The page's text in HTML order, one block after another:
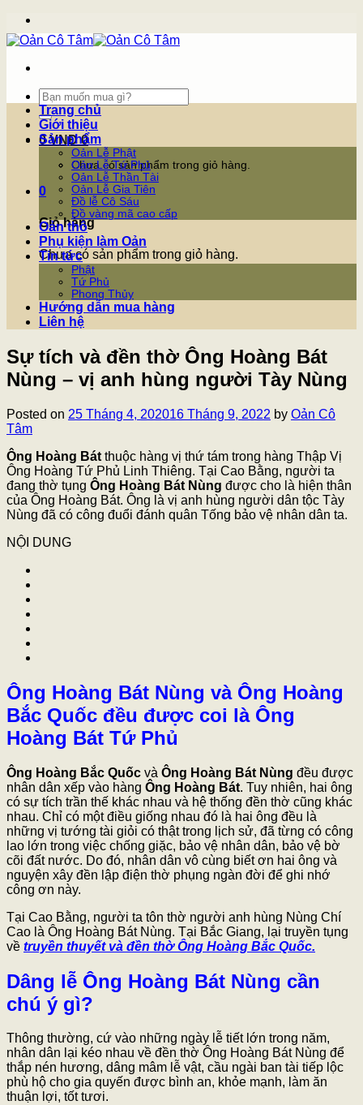
Skip
to
content
Tìm
kiếm:
0VNĐ 0
Chưa có sản phẩm trong giỏ hàng.
0
Giỏ hàng
Chưa có sản phẩm trong giỏ hàng.
Trang chủ
Giới thiệu
Sản phẩm
Oản Lễ Phật
Oản Lễ Tứ Phủ
Oản Lễ Thần Tài
Oản Lễ Gia Tiên
Đồ lễ Cô Sáu
Đồ vàng mã cao cấp
Oản thô
Phụ kiện làm Oản
Tin tức
Phật
Tứ Phủ
Phong Thủy
Hướng dẫn mua hàng
Liên hệ
Sự tích và đền thờ Ông Hoàng Bát
Nùng – vị anh hùng người Tày Nùng
Posted on 25 Tháng 4, 202016 Tháng 9, 2022 by Oản Cô
Tâm
Ông Hoàng Bát thuộc hàng vị thứ tám trong hàng Thập Vị
Ông Hoàng Tứ Phủ Linh Thiêng. Tại Cao Bằng, người ta
đang thờ tụng Ông Hoàng Bát Nùng được cho là hiện thân
của Ông Hoàng Bát. Ông là vị anh hùng người dân tộc Tày
Nùng đã có công đuổi đánh quân Tống bảo vệ nhân dân ta.
NỘI DUNG
Ông Hoàng Bát Nùng và Ông Hoàng
Bắc Quốc đều được coi là Ông
Hoàng Bát Tứ Phủ
Ông Hoàng Bắc Quốc và Ông Hoàng Bát Nùng đều được
nhân dân xếp vào hàng Ông Hoàng Bát. Tuy nhiên, hai ông
có sự tích trần thế khác nhau và hệ thống đền thờ cũng khác
nhau. Chỉ có một điều giống nhau đó là hai ông đều là
những vị tướng tài giỏi có thật trong lịch sử, đã từng có công
lao lớn trong việc chống giặc, bảo vệ nhân dân, bảo vệ bờ
cõi đất nước. Do đó, nhân dân vô cùng biết ơn hai ông và
nguyện xây đền lập điện thờ phụng ngàn đời để ghi nhớ
công ơn này.
Tại Cao Bằng, người ta tôn thờ người anh hùng Nùng Chí
Cao là Ông Hoàng Bát Nùng. Tại Bắc Giang, lại truyền tụng
về truyền thuyết và đền thờ Ông Hoàng Bắc Quốc.
Dâng lễ Ông Hoàng Bát Nùng cần
chú ý gì?
Thông thường, cứ vào những ngày lễ tiết lớn trong năm,
nhân dân lại kéo nhau về đền thờ Ông Hoàng Bát Nùng để
thắp nén hương, dâng mâm lễ vật, cầu ngài ban tài tiếp lộc
phù hộ cho gia quyến được bình an, khỏe mạnh, làm ăn
thuận lợi, tốt tươi.